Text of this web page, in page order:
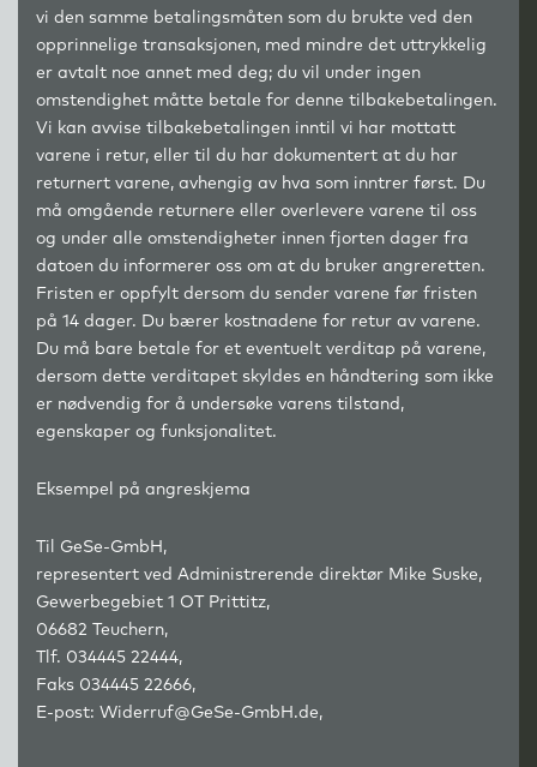
vi den samme betalingsmåten som du brukte ved den
opprinnelige transaksjonen, med mindre det uttrykkelig
er avtalt noe annet med deg; du vil under ingen
omstendighet måtte betale for denne tilbakebetalingen.
Vi kan avvise tilbakebetalingen inntil vi har mottatt
varene i retur, eller til du har dokumentert at du har
returnert varene, avhengig av hva som inntrer først. Du
må omgående returnere eller overlevere varene til oss
og under alle omstendigheter innen fjorten dager fra
datoen du informerer oss om at du bruker angreretten.
Fristen er oppfylt dersom du sender varene før fristen
på 14 dager. Du bærer kostnadene for retur av varene.
Du må bare betale for et eventuelt verditap på varene,
dersom dette verditapet skyldes en håndtering som ikke
er nødvendig for å undersøke varens tilstand,
egenskaper og funksjonalitet.
Eksempel på angreskjema
Til GeSe-GmbH,
representert ved Administrerende direktør Mike Suske,
Gewerbegebiet 1 OT Prittitz,
06682 Teuchern,
Tlf. 034445 22444,
Faks 034445 22666,
E-post: Widerruf@GeSe-GmbH.de,